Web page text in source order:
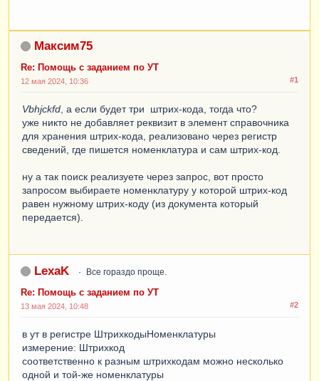
Максим75
Re: Помощь с заданием по УТ
#1
12 мая 2024, 10:36
Vbhjckfd , а если будет три штрих-кода, тогда что?
уже никто не добавляет реквизит в элемент справочника
для хранения штрих-кода, реализовано через регистр
сведений, где пишется номенклатура и сам штрих-код.
ну а так поиск реализуете через запрос, вот просто
запросом выбираете номенклатуру у которой штрих-код
равен нужному штрих-коду (из документа который
передается).
LexaK Все гораздо проще.
Re: Помощь с заданием по УТ
#2
13 мая 2024, 10:48
в ут в регистре ШтрихкодыНоменклатуры
измерение: Штрихкод
соответственно к разным штрихкодам можно несколько
одной и той-же номенклатуры